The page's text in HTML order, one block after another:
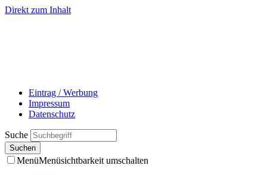
Direkt zum Inhalt
Eintrag / Werbung
Impressum
Datenschutz
Suche
MenüMenüsichtbarkeit umschalten